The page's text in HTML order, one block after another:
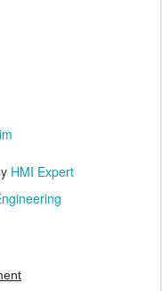
HMI Expert